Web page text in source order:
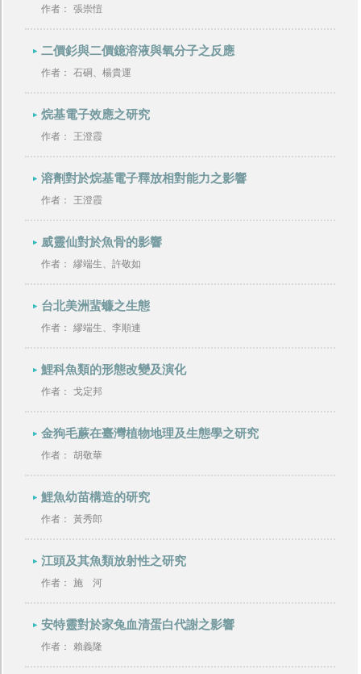
作者： 張崇愷
二價釤與二價鐿溶液與氧分子之反應
作者： 石硐、楊貴運
烷基電子效應之研究
作者： 王澄霞
溶劑對於烷基電子釋放相對能力之影響
作者： 王澄霞
威靈仙對於魚骨的影響
作者： 繆端生、許敬如
台北美洲蜚蠊之生態
作者： 繆端生、李順連
鯉科魚類的形態改變及演化
作者： 戈定邦
金狗毛蕨在臺灣植物地理及生態學之研究
作者： 胡敬華
鯉魚幼苗構造的研究
作者： 黃秀郎
江頭及其魚類放射性之研究
作者： 施 河
安特靈對於家兔血清蛋白代謝之影響
作者： 賴義隆